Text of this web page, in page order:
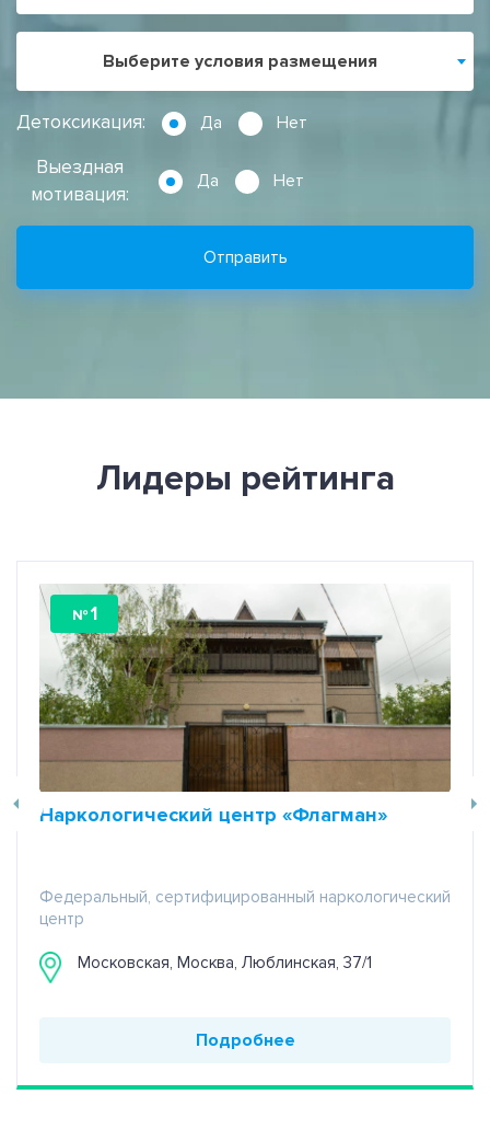
Выберите условия размещения
Детоксикация: Да Нет
Выездная
мотивация:
Да Нет
Отправить
Лидеры рейтинга
№1
Наркологический центр «Флагман»
Федеральный, сертифицированный наркологический
центр
Московская, Москва, Люблинская, 37/1
Подробнее